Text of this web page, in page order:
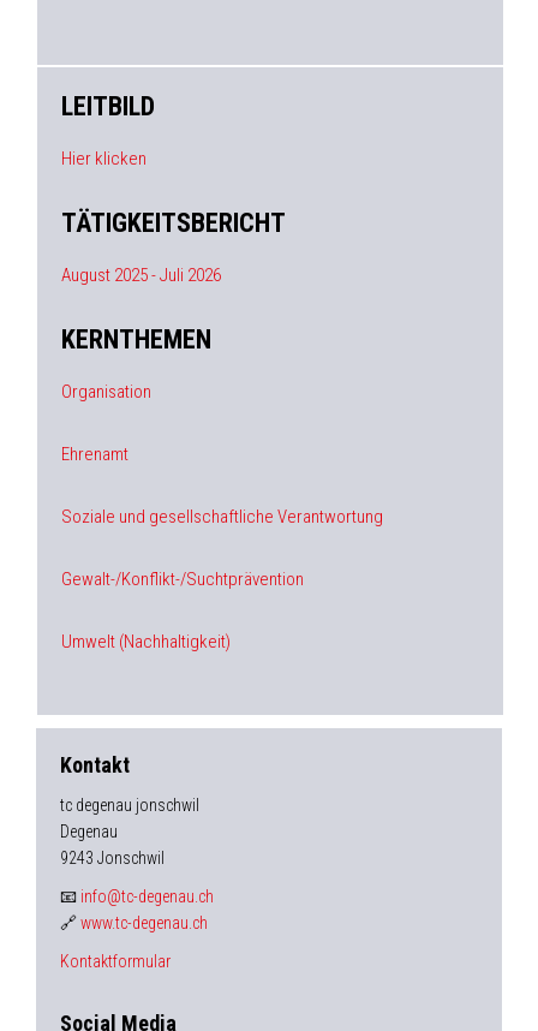
LEITBILD
Hier klicken
TÄTIGKEITSBERICHT
August 2025 - Juli 2026
KERNTHEMEN
Organisation
Ehrenamt
Soziale und gesellschaftliche Verantwortung
Gewalt-/Konflikt-/Suchtprävention
Umwelt (Nachhaltigkeit)
Kontakt
tc degenau jonschwil
Degenau
9243 Jonschwil
📧 info@tc-degenau.ch
🔗www.tc-degenau.ch
Kontaktformular
Social Media